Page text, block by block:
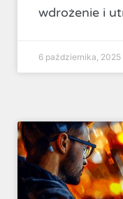
wdrożenie i
6 października, 2025